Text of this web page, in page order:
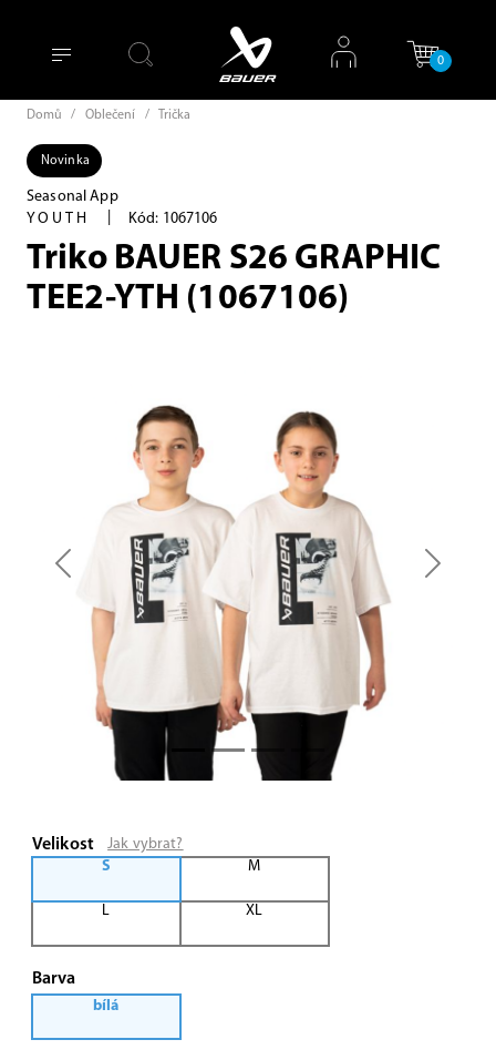
0
Domů / Oblečení / Trička
Novinka
Seasonal App
YOUTH
Kód: 1067106
Triko BAUER S26 GRAPHIC
TEE2-YTH (1067106)
Previous Next
Velikost
Jak vybrat?
S
M
L XL
Barva
bílá